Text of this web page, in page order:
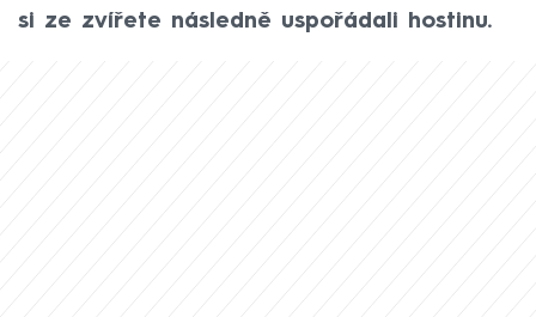
si ze zvířete následně uspořádali hostinu.